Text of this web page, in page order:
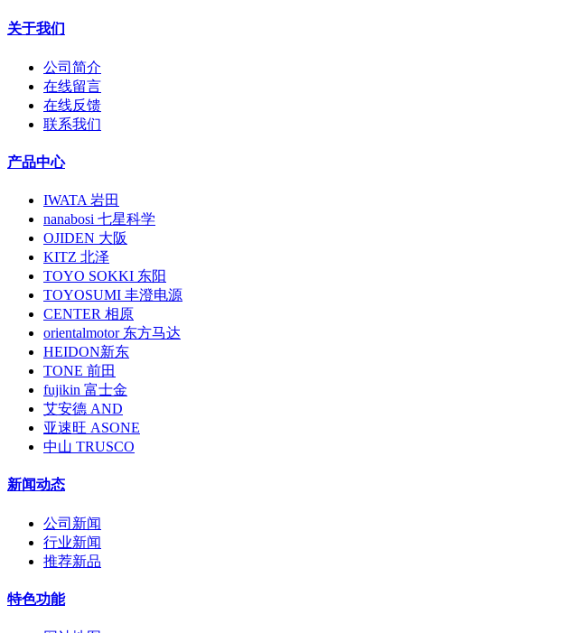
关于我们
公司简介
在线留言
在线反馈
联系我们
产品中心
IWATA 岩田
nanabosi 七星科学
OJIDEN 大阪
KITZ 北泽
TOYO SOKKI 东阳
TOYOSUMI 丰澄电源
CENTER 相原
orientalmotor 东方马达
HEIDON新东
TONE 前田
fujikin 富士金
艾安德 AND
亚速旺 ASONE
中山 TRUSCO
新闻动态
公司新闻
行业新闻
推荐新品
特色功能